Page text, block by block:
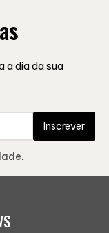
a dia da sua
Inscrever
.